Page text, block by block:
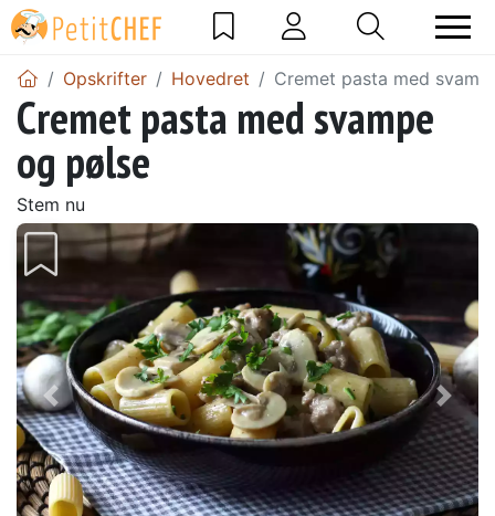
Opskrifter Hovedret Cremet pasta med
Cremet pasta med svampe
og pølse
Stem nu
Tidligere